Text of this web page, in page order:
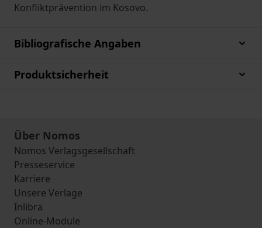
Konfliktprävention im Kosovo.
Bibliografische Angaben
Produktsicherheit
Über Nomos
Nomos Verlagsgesellschaft
Presseservice
Karriere
Unsere Verlage
Inlibra
Online-Module